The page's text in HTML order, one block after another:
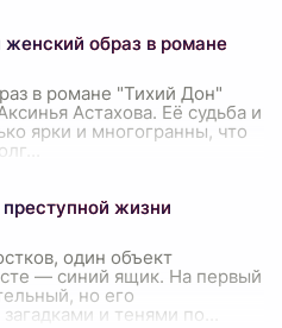
образ в романе
в романе "Тихий Дон"
Астахова. Её судьба и
ярки и многогранны, что
жизни
один объект
— синий ящик. На первый
но его
и тенями по